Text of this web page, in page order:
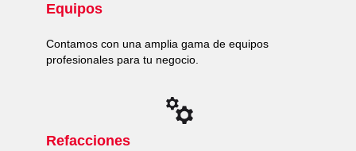
Equipos
Contamos con una amplia gama de equipos
profesionales para tu negocio.
Refacciones